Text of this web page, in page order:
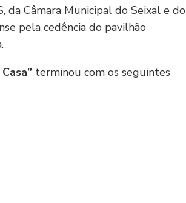
da Câmara Municipal do Seixal e do
pela cedência do pavilhão
terminou com os seguintes